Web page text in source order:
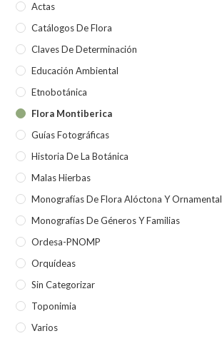
Actas
Catálogos De Flora
Claves De Determinación
Educación Ambiental
Etnobotánica
Flora Montiberica
Guías Fotográficas
Historia De La Botánica
Malas Hierbas
Monografías De Flora Alóctona Y Ornamental
Monografías De Géneros Y Familias
Ordesa-PNOMP
Orquídeas
Sin Categorizar
Toponimia
Varios